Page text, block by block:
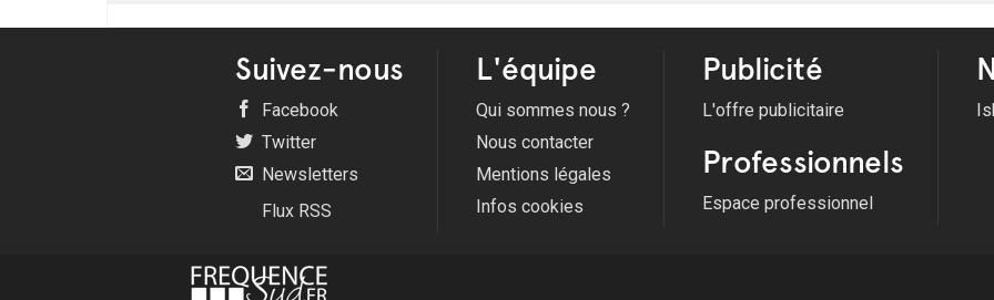
Suivez-nous
Facebook
Twitter
Newsletters
Flux RSS
L'équipe
Qui sommes nous ?
Nous contacter
Mentions légales
Infos cookies
Publicité
L'offre publicitaire
Professionnels
Espace professionnel